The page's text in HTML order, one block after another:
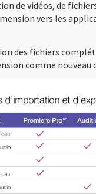
de vidéos, de
vers les
des fichiers
comme nouveau